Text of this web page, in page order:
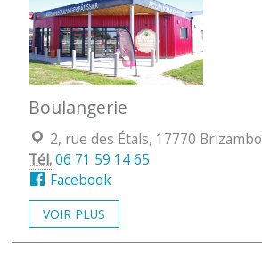
Boulangerie
Localisation :
2, rue des Étals, 17770
Tél.06 71 59 14 65
Facebook
VOIR PLUS